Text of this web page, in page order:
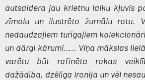
autsaidera jau krietnu laiku kļuvis
zīmolu un ilustrēto žurnālu rotu.
nedaudzajiem turīgajiem
un dārgi kārumi..... Viņa mākslas
varētu būt rafinēta rokas
dažādība, dzēlīga ironija un vēl